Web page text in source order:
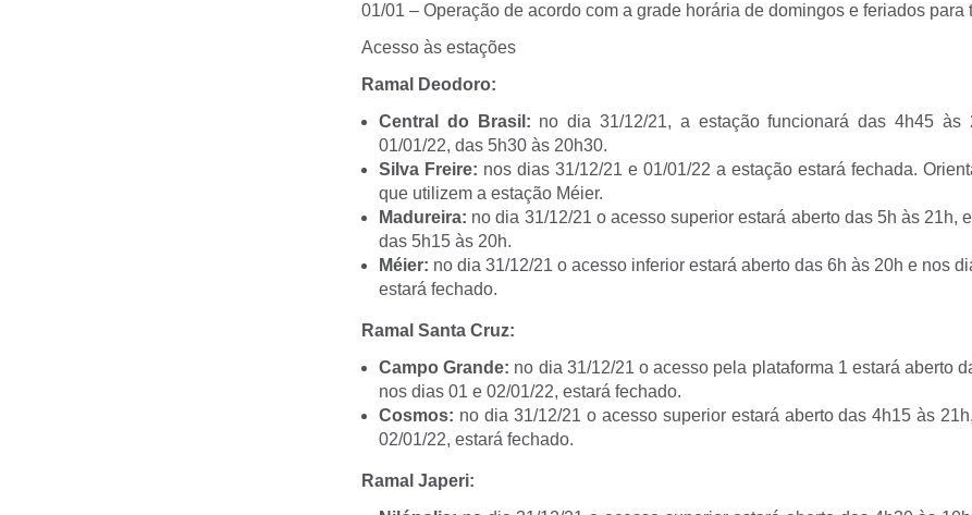
01/01 – Operação de acordo com a grade horária de domingos e feriados para
Acesso às estações
Ramal Deodoro:
Central do Brasil: no dia 31/12/21, a estação funcionará das 4h45 às
01/01/22, das 5h30 às 20h30.
Silva Freire: nos dias 31/12/21 e 01/01/22 a estação estará fechada.
que utilizem a estação Méier.
Madureira: no dia 31/12/21 o acesso superior estará aberto das 5h às 21h,
das 5h15 às 20h.
Méier: no dia 31/12/21 o acesso inferior estará aberto das 6h às 20h e nos
estará fechado.
Ramal Santa Cruz:
Campo Grande: no dia 31/12/21 o acesso pela plataforma 1 estará aberto
nos dias 01 e 02/01/22, estará fechado.
Cosmos: no dia 31/12/21 o acesso superior estará aberto das 4h15 às
02/01/22, estará fechado.
Ramal Japeri: